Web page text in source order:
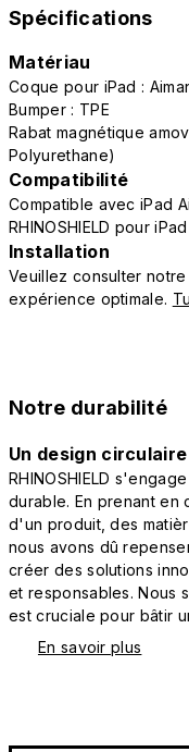
Spécifications
Matériau
Coque pour iPad :
Bumper : TPE
Rabat magnétique
Polyurethane)
Compatibilité
Compatible avec iPad
RHINOSHIELD pour
Installation
Veuillez consulter
expérience optimale.
Notre durabilité
Un design
RHINOSHIELD
durable. En prenant
d'un produit, des
nous avons dû
créer des solutions
et responsables. Nous
est cruciale pour bâtir
En savoir plus